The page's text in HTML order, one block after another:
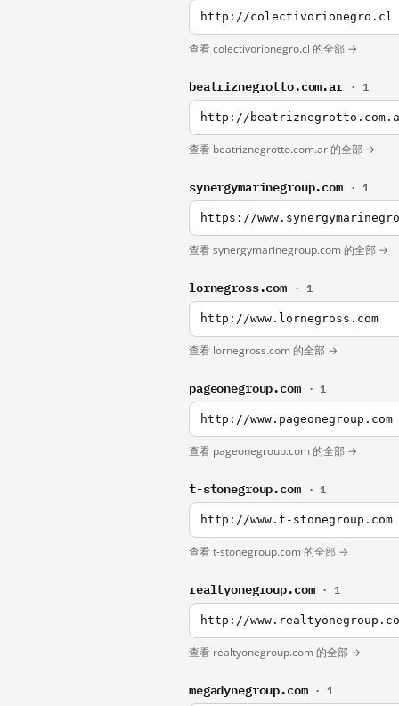
http://colectivorionegro.cl
查看 colectivorionegro.cl 的全部 →
beatriznegrotto.com.ar · 1
http://
查看 beatriznegrotto.com.ar 的全部 →
synergymarinegroup.com · 1
https://
查看 synergymarinegroup.com 的全部 →
lornegross.com · 1
http://www.lornegross.com
查看 lornegross.com 的全部 →
pageonegroup.com · 1
http://www.pageonegroup.com
查看 pageonegroup.com 的全部 →
t-stonegroup.com · 1
http://www.t-stonegroup.com
查看 t-stonegroup.com 的全部 →
realtyonegroup.com · 1
http://
查看 realtyonegroup.com 的全部 →
megadynegroup.com · 1